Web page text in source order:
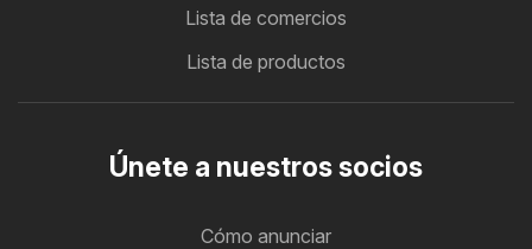
Lista de comercios
Lista de productos
Únete a nuestros socios
Cómo anunciar